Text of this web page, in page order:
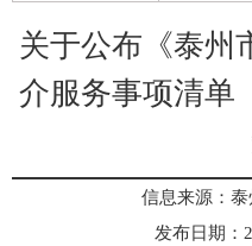
关于公布《泰州
介服务事项清单
信息来源：
发布日期：